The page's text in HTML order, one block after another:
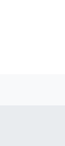
Puan
Tüm
Son